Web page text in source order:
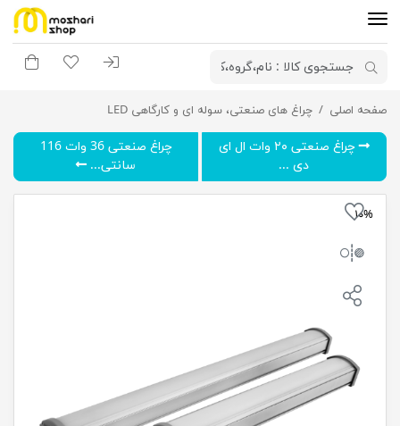
ورود به سیستم
لیست موردسبد
صفحه اصلی چراغ های صنعتی، سوله ای و کارگاهی LEDچراغ صنعتی ۶۰ وات ۱۱۵ سانتی ال ای دی SMD مدل اطلس گلنور
چراغ صنعتی ۲۰ وات ال ای
دی ...
چراغ صنعتی 36 وات 116
سانتی...
۱۰%